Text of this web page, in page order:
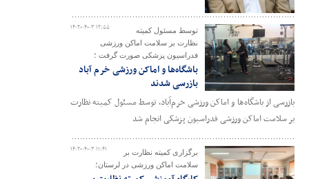
۱۴۰۲-۰۴-۰۳ ۱۲:۵۵
توسط مسئول کمیته
نظارت بر سلامت اماکن ورزشی
فدراسیون پزشکی صورت گرفت ؛
باشگاه‌ها و اماکن ورزشی خرم آباد
بازرسی شدند
بازرسی از باشگاه‌ها و اماکن ورزشی خرم‌آباد، توسط مسئول کمیته نظارت
بر سلامت اماکن ورزشی فدراسیون پزشکی انجام شد
۱۴۰۲-۰۴-۰۳ ۱۱:۴۱
برگزاری کمیته نظارت بر
سلامت اماکن ورزشی در لرستان؛